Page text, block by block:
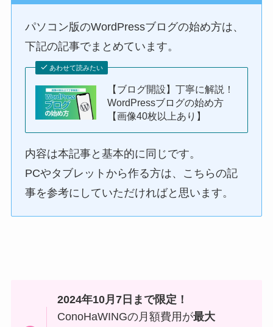
パソコン版のWordPressブログの始め方は、
下記の記事でまとめています。
あわせて読みたい
【ブログ開設】丁寧に解説！
WordPressブログの始め方
【画像40枚以上あり】
内容は本記事と基本的に同じです。
PCやタブレットから作る方は、こちらの記
事を参考にしていただければと思います。
2024年10月7日まで限定！
ConoHaWINGの月額費用が最大